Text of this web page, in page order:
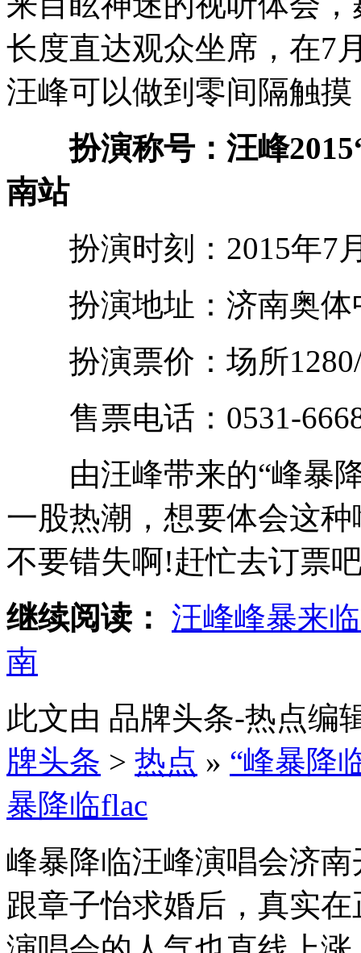
长度直达观众坐席，在7
汪峰可以做到零间隔触摸
扮演称号：汪峰
南站
扮演时刻：2015年7
扮演地址：济南奥体
扮演票价：场所1280/
售票电话：0531-
由汪峰带来的“峰暴降
一股热潮，想要体会这
不要错失啊!赶忙去订票
继续阅读： 汪峰峰暴来
南
此文由 品牌头条-热点编
牌头条 > 热点 » “峰暴降
暴降临flac
峰暴降临汪峰演唱会济
跟章子怡求婚后，真实